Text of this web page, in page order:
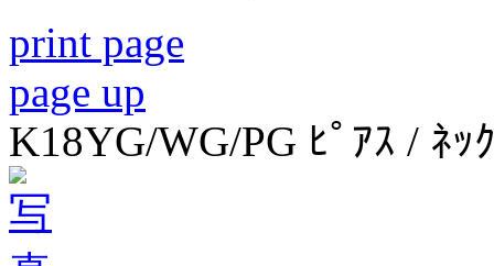
print page
page up
K18YG/WG/PG ﾋﾟｱｽ / ﾈｯ